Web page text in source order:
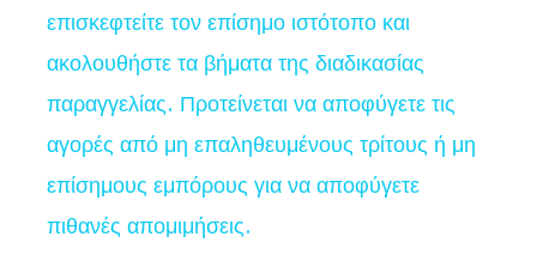
επισκεφτείτε τον επίσημο ιστότοπο και
ακολουθήστε τα βήματα της διαδικασίας
παραγγελίας. Προτείνεται να αποφύγετε τις
αγορές από μη επαληθευμένους τρίτους ή μη
επίσημους εμπόρους για να αποφύγετε
πιθανές απομιμήσεις.